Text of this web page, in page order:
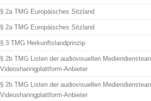
§ 2a TMG Europäisches Sitzland
§ 2a TMG Europäisches Sitzland
§ 3 TMG Herkunftslandprinzip
§ 2b TMG Listen der audiovisuellen
Videosharingplattform-Anbieter
§ 2b TMG Listen der audiovisuellen
Videosharingplattform-Anbieter